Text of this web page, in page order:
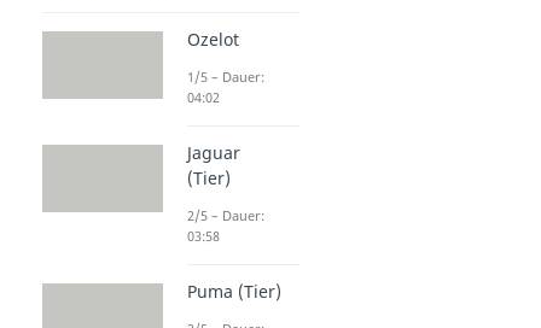
Ozelot
1/5 – Dauer:
04:02
Jaguar
(Tier)
2/5 – Dauer:
03:58
Puma (Tier)